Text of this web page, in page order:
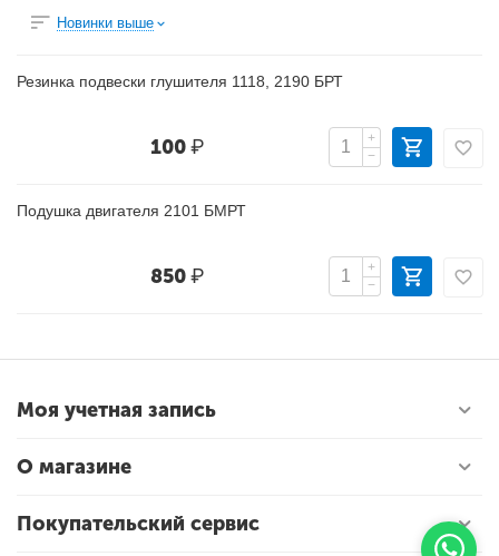
Новинки выше
Резинка подвески глушителя 1118, 2190 БРТ
100₽
+
−
Подушка двигателя 2101 БМРТ
850₽
+
−
Моя учетная запись
О магазине
Покупательский сервис